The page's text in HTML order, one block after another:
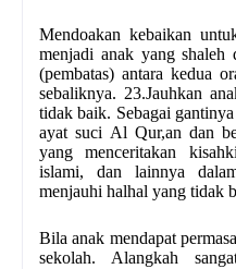
Mendoakan kebaikan
menjadi anak yang shaleh
(pembatas) antara kedua
sebaliknya. 23.Jauhkan
tidak baik. Sebagai
ayat suci Al Qur,an dan
yang menceritakan
islami, dan lainnya
menjauhi hal­hal yang tidak
Bila anak mendapat
sekolah. Alangkah